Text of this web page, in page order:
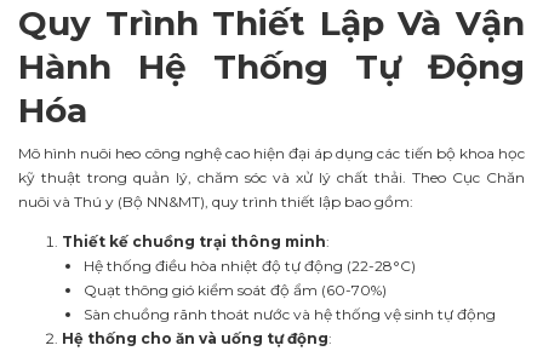
Quy Trình Thiết Lập Và Vận
Hành Hệ Thống Tự Động
Hóa
Mô hình nuôi heo công nghệ cao hiện đại áp dụng các tiến bộ khoa học
kỹ thuật trong quản lý, chăm sóc và xử lý chất thải. Theo Cục Chăn
nuôi và Thú y (Bộ NN&MT), quy trình thiết lập bao gồm:
Thiết kế chuồng trại thông minh:
Hệ thống điều hòa nhiệt độ tự động (22-28°C)
Quạt thông gió kiểm soát độ ẩm (60-70%)
Sàn chuồng rãnh thoát nước và hệ thống vệ sinh tự động
Hệ thống cho ăn và uống tự động: